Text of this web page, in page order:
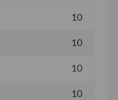
10
10
10
10